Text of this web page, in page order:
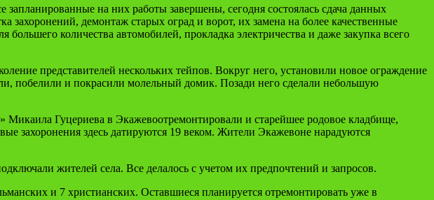
запланированные на них работы завершены, сегодня состоялась сдача данных
демонтаж старых оград и ворот, их замена на более качественные
количества автомобилей, прокладка электричества и даже закупка всего
представителей нескольких тейпов. Вокруг него, установили новое ограждение
побелили и покрасили молельный домик. Позади него сделали небольшую
» Микаила Гуцериева в Экажевоотремонтировали и старейшее родовое кладбище,
захоронения здесь датируются 19 веком. Жители Экажевоне нарадуются
жителей села. Все делалось с учетом их предпочтений и запросов.
и 7 христианских. Оставшиеся планируется отремонтировать уже в